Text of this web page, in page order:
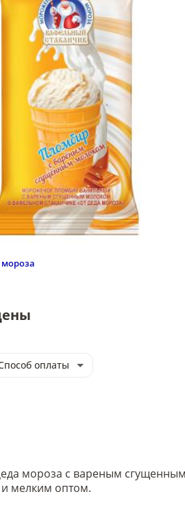
оплаты
мороза с вареным
мелким оптом.